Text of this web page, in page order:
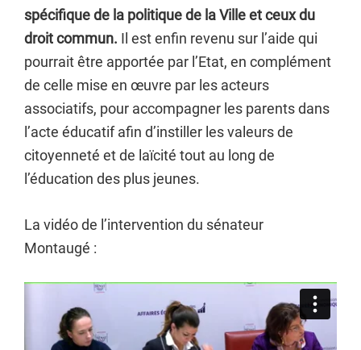
spécifique de la politique de la Ville et ceux du
droit commun. Il est enfin revenu sur l’aide qui
pourrait être apportée par l’Etat, en complément
de celle mise en œuvre par les acteurs
associatifs, pour accompagner les parents dans
l’acte éducatif afin d’instiller les valeurs de
citoyenneté et de laïcité tout au long de
l’éducation des plus jeunes.
La vidéo de l’intervention du sénateur
Montaugé :